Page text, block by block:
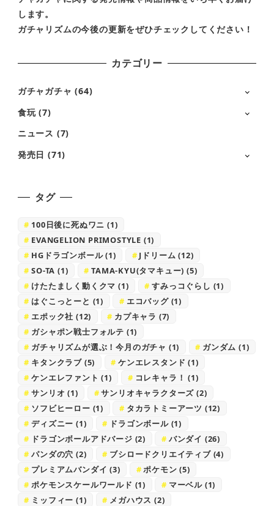
します。
ガチャリズムの今後の更新をぜひチェックしてください！
カテゴリー
ガチャガチャ (64)
食玩(7)
ニュース (7)
発売日 (71)
タグ
100日後に死ぬワニ (1)
EVANGELION PRIMOSTYLE (1)
HGドラゴンボール(1) Jドリーム (12)
SO-TA (1) TAMA-KYU(タマキュー) (5)
けたたましく動くクマ (1) すみっコぐらし (1)
はぐこっとーと (1) エコバッグ(1)
エポック社 (12) カプキャラ (7)
ガシャポン戦士フォルテ (1)
ガチャリズムが選ぶ！今月のガチャ (1) ガンダム (1)
キタンクラブ (5) ケンエレスタンド (1)
ケンエレファント (1) コレキャラ！ (1)
サンリオ (1) サンリオキャラクターズ (2)
ソフビヒーロー (1) タカラトミーアーツ (12)
ディズニー (1) ドラゴンボール(1)
ドラゴンボールアドバージ (2) バンダイ (26)
パンダの穴 (2) ブシロードクリエイティブ(4)
プレミアムバンダイ (3) ポケモン (5)
ポケモンスケールワールド (1) マーベル (1)
ミッフィー (1) メガハウス (2)